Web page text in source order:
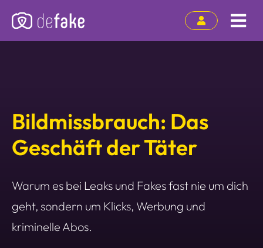
Inhalt
springen
Bildmissbrauch: Das
Geschäft der Täter
Warum es bei Leaks und Fakes fast nie um dich
geht, sondern um Klicks, Werbung und
kriminelle Abos.